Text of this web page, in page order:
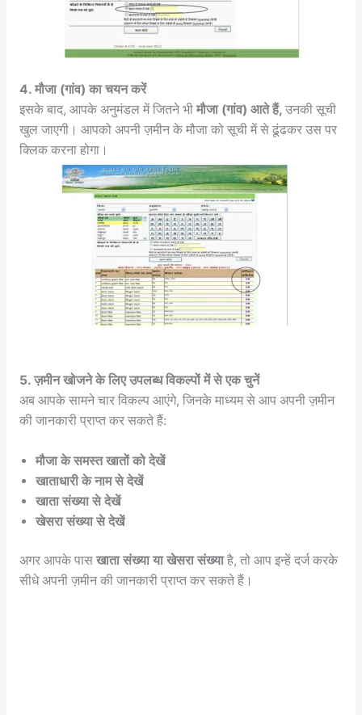
4. मौजा (गांव) का चयन करें
इसके बाद, आपके अनुमंडल में जितने भीमौजा (गांव) आते हैं, उनकी सूची
खुल जाएगी। आपको अपनी ज़मीन के मौजा को सूची में से ढूंढकर उस पर
क्लिक करना होगा।
5. ज़मीन खोजने के लिए उपलब्ध विकल्पों में से एक चुनें
अब आपके सामने चार विकल्प आएंगे, जिनके माध्यम से आप अपनी ज़मीन
की जानकारी प्राप्त कर सकते हैं:
मौजा के समस्त खातों को देखें
खाताधारी के नाम से देखें
खाता संख्या से देखें
खेसरा संख्या से देखें
अगर आपके पास खाता संख्या या खेसरा संख्याहै, तो आप इन्हें दर्ज करके
सीधे अपनी ज़मीन की जानकारी प्राप्त कर सकते हैं।